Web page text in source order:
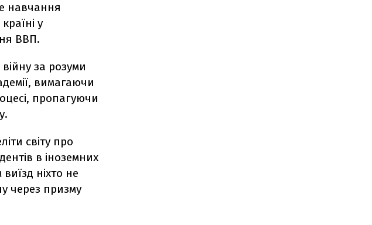
навчання
у
ВВП.
за розуми
вимагаючи
пропагуючи
світу про
в іноземних
ніхто не
через призму